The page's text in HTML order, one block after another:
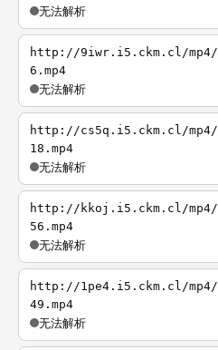
无法解析
http://9iwr.i5.ckm.cl/mp4/
6.mp4
无法解析
http://cs5q.i5.ckm.cl/mp4/
18.mp4
无法解析
http://kkoj.i5.ckm.cl/mp4/
56.mp4
无法解析
http://1pe4.i5.ckm.cl/mp4/
49.mp4
无法解析